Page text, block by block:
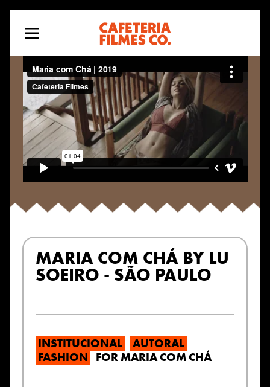
MARIA COM CHÁ BY LU
SOEIRO - SÃO PAULO
INSTITUCIONAL
AUTORAL
FASHION FORMARIA COM CHÁ